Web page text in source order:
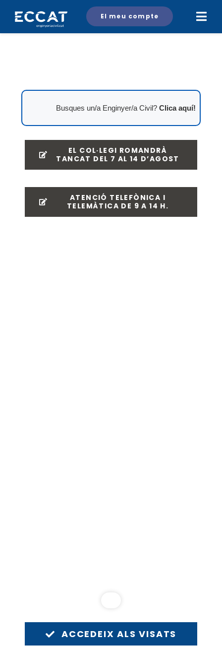
content
El meu compte
Busques un/a Enginyer/a Civil? Clica aquí!
EL COL·LEGI ROMANDRÀ
TANCAT DEL 7 AL 14 D’AGOST
ATENCIÓ TELEFÒNICA I
TELEMÀTICA DE 9 A 14 H.
ACCEDEIX ALS VISATS